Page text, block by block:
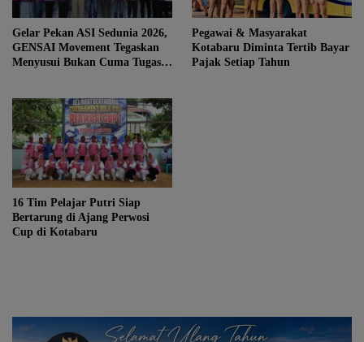
Gelar Pekan ASI Sedunia 2026,
GENSAI Movement Tegaskan
Menyusui Bukan Cuma Tugas
Pegawai & Masyarakat
Kotabaru Diminta Tertib Bayar
Pajak Setiap Tahun
16 Tim Pelajar Putri Siap
Bertarung di Ajang Perwosi
Cup di Kotabaru